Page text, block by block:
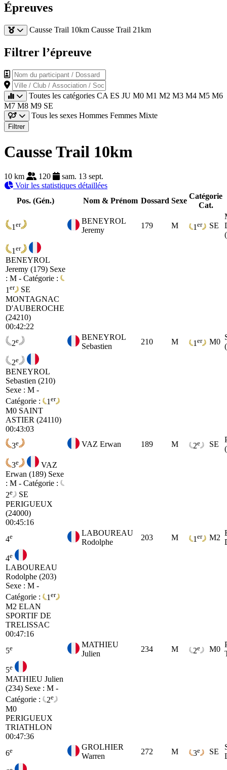
Épreuves
Causse Trail 10km Causse Trail 21km
Filtrer l’épreuve
Nom du participant / Dossard
Ville / Club / Association / Société
Toutes les catégories CA ES JU M0 M1 M2 M3 M4 M5 M6
M7 M8 M9 SE
Tous les sexes Hommes Femmes Mixte
Filtrer
Causse Trail 10km
10 km 120
sam. 13 sept.
Voir les statistiques détaillées
Pos. (Gén.)
Nom & Prénom Dossard Sexe
Catégorie
Cat.
1 er
BENEYROL
Jeremy
179 M 1 er SE
1 er
BENEYROL
Jeremy (179) Sexe
: M - Catégorie :
1 er
SE
MONTAGNAC
D'AUBEROCHE
(24210)
00:42:22
2e
BENEYROL
Sebastien
210 M 1 er M0
2e
BENEYROL
Sebastien (210)
Sexe : M -
Catégorie :
1 er
M0 SAINT
ASTIER (24110)
00:43:03
3e VAZ Erwan 189 M 2e SE
3e
VAZ
Erwan (189) Sexe
: M - Catégorie :
2e
SE
PERIGUEUX
(24000)
00:45:16
4e
LABOUREAU
Rodolphe
203 M 1 er M2
4e
LABOUREAU
Rodolphe (203)
Sexe : M -
Catégorie :
1 er
M2 ELAN
SPORTIF DE
TRELISSAC
00:47:16
5e
MATHIEU
Julien
234 M 2e M0
5e
MATHIEU Julien
(234) Sexe : M -
Catégorie :
2e
M0
PERIGUEUX
TRIATHLON
00:47:36
6e
GROLHIER
Warren
272 M 3e SE